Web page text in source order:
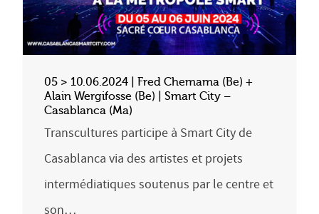
05 > 10.06.2024 | Fred Chemama (Be) +
Alain Wergifosse (Be) | Smart City –
Casablanca (Ma)
Transcultures participe à Smart City de
Casablanca via des artistes et projets
intermédiatiques soutenus par le centre et
son…